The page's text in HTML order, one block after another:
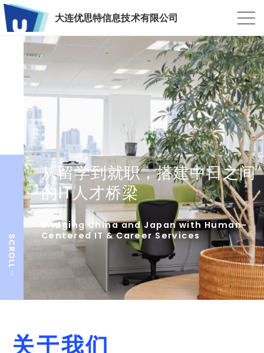
大连优思特信息技术有限公司
从留学到就职，搭建中日之间
的IT人才桥梁
Bridging China and Japan with Human-
Centered IT & Career Services
关于我们